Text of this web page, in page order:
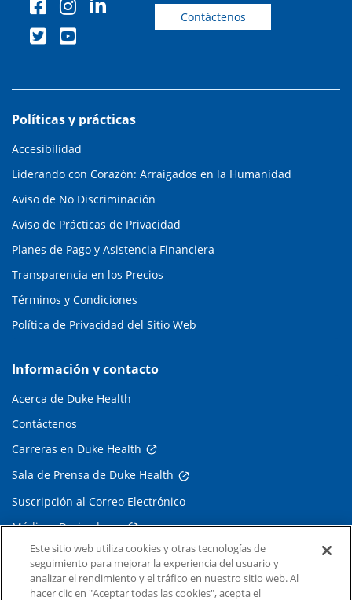
Contáctenos
Políticas y prácticas
Accesibilidad
Liderando con Corazón: Arraigados en la Humanidad
Aviso de No Discriminación
Aviso de Prácticas de Privacidad
Planes de Pago y Asistencia Financiera
Transparencia en los Precios
Términos y Condiciones
Política de Privacidad del Sitio Web
Información y contacto
Acerca de Duke Health
Contáctenos
Carreras en Duke Health
Sala de Prensa de Duke Health
Suscripción al Correo Electrónico
Médicos Derivadores
Enlaces relacionados
Este sitio web utiliza cookies y otras tecnologías de
seguimiento para mejorar la experiencia del usuario y
analizar el rendimiento y el tráfico en nuestro sitio web. Al
hacer clic en "Aceptar todas las cookies", acepta el